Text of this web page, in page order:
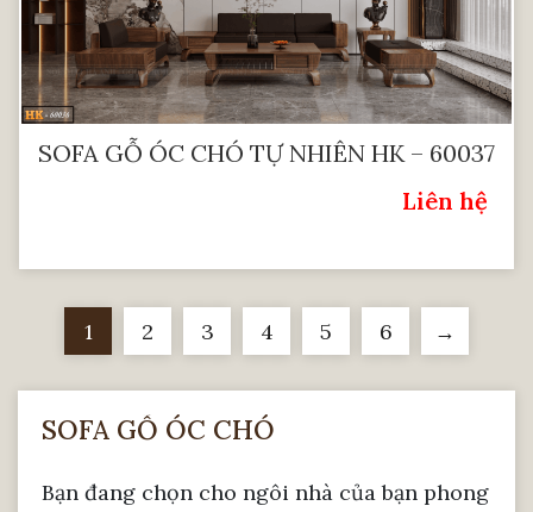
SOFA GỖ ÓC CHÓ TỰ NHIÊN HK – 60037
Liên hệ
1 2 3 4 5 6 →
SOFA GỖ ÓC CHÓ
Bạn đang chọn cho ngôi nhà của bạn phong